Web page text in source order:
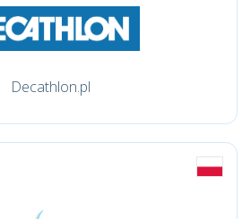
Decathlon.pl